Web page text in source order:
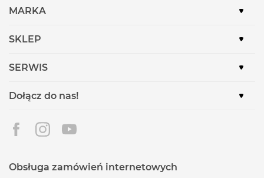
MARKA
SKLEP
SERWIS
Dołącz do nas!
Obsługa zamówień internetowych